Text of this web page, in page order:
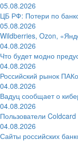
05.08.2026
ЦБ РФ: Потери по
05.08.2026
Wildberries, Ozon,
04.08.2026
Что будет модно
04.08.2026
Российский рынок
04.08.2026
Вадуц сообщает о
04.08.2026
Пользователи
04.08.2026
Сайты российских